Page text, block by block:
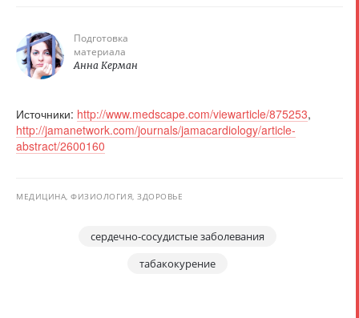
Подготовка
материала
Анна Керман
Источники: http://www.medscape.com/viewarticle/875253,
http://jamanetwork.com/journals/jamacardiology/article-
abstract/2600160
МЕДИЦИНА, ФИЗИОЛОГИЯ, ЗДОРОВЬЕ
сердечно-сосудистые заболевания
табакокурение